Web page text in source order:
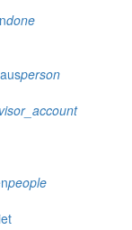
done
person
people